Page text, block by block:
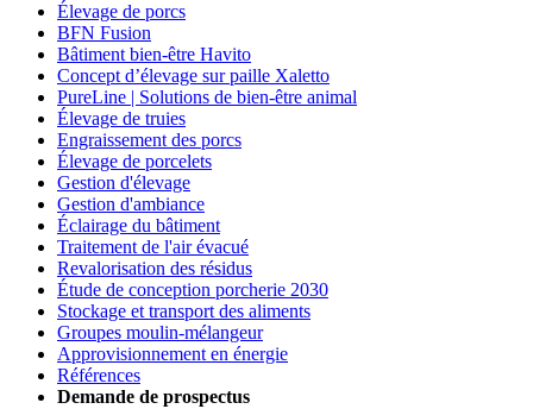
Élevage de porcs
BFN Fusion
Bâtiment bien-être Havito
Concept d’élevage sur paille Xaletto
PureLine | Solutions de bien-être animal
Élevage de truies
Engraissement des porcs
Élevage de porcelets
Gestion d'élevage
Gestion d'ambiance
Éclairage du bâtiment
Traitement de l'air évacué
Revalorisation des résidus
Étude de conception porcherie 2030
Stockage et transport des aliments
Groupes moulin-mélangeur
Approvisionnement en énergie
Références
Demande de prospectus